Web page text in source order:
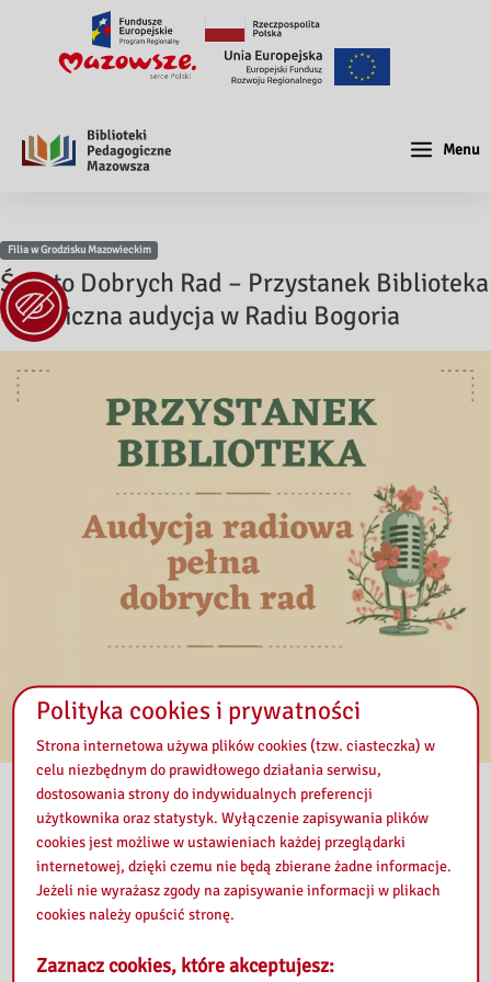
Menu
Filia w Grodzisku Mazowieckim
Święto Dobrych Rad – Przystanek Biblioteka
– cykliczna audycja w Radiu Bogoria
Jeśli odczuwacie Państwo ogromną potrzebę doradzania
komuś, jest okazja, bo jutro właśnie obchodzimy Święto
Dobrych Rad.
W dzisiejszej audycji podpowiemy jak zrobić to z wyczuciem i
empatią. Udzielanie dobrych rad opiera się na słuchaniu, a nie
mówieniu. Zamiast narzucać gotowe rozwiązania, warto pomóc
decyzję. Kluczem jest zadawanie pytań i powstrzymanie się od
Polityka cookies i prywatności
Strona internetowa używa plików cookies (tzw. ciasteczka) w
celu niezbędnym do prawidłowego działania serwisu,
dostosowania strony do indywidualnych preferencji
użytkownika oraz statystyk. Wyłączenie zapisywania plików
cookies jest możliwe w ustawieniach każdej przeglądarki
internetowej, dzięki czemu nie będą zbierane żadne informacje.
Jeżeli nie wyrażasz zgody na zapisywanie informacji w plikach
cookies należy opuścić stronę.
Zaznacz cookies, które akceptujesz: